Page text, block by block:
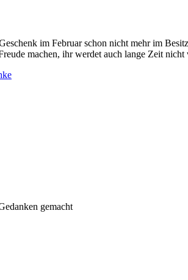
im Februar schon nicht mehr im
machen, ihr werdet auch lange Zeit nicht
gemacht